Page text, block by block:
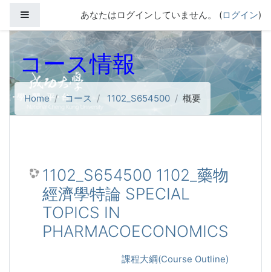
サイドパネルあなたはログインしていません。 (ログイン)
コース情報
Home コース 1102_S654500 概要
1102_S654500 1102_藥物
經濟學特論 SPECIAL
TOPICS IN
PHARMACOECONOMICS
課程大綱(Course Outline)